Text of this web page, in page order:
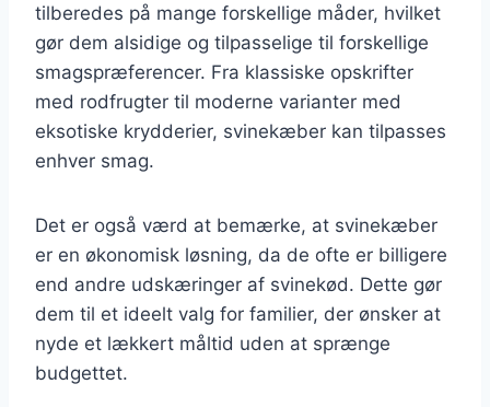
tilberedes på mange forskellige måder, hvilket
gør dem alsidige og tilpasselige til forskellige
smagspræferencer. Fra klassiske opskrifter
med rodfrugter til moderne varianter med
eksotiske krydderier, svinekæber kan tilpasses
enhver smag.
Det er også værd at bemærke, at svinekæber
er en økonomisk løsning, da de ofte er billigere
end andre udskæringer af svinekød. Dette gør
dem til et ideelt valg for familier, der ønsker at
nyde et lækkert måltid uden at sprænge
budgettet.